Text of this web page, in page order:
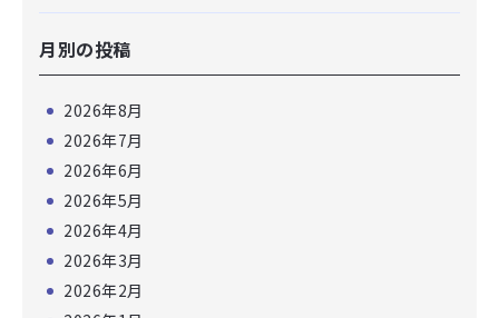
月別の投稿
2026年8月
2026年7月
2026年6月
2026年5月
2026年4月
2026年3月
2026年2月